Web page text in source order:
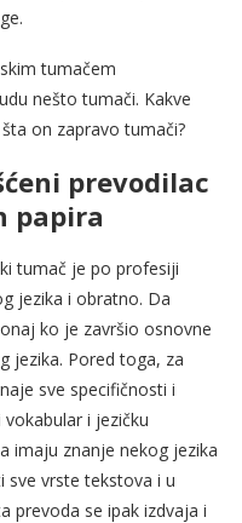
tumačem
nešto tumači. Kakve
on zapravo tumači?
prevodilac
papira
tumač je po profesiji
jezika i obratno. Da
ko je završio osnovne
jezika. Pored toga, za
sve specifičnosti i
i jezičku
imaju znanje nekog jezika
sve vrste tekstova i u
prevoda se ipak izdvaja i